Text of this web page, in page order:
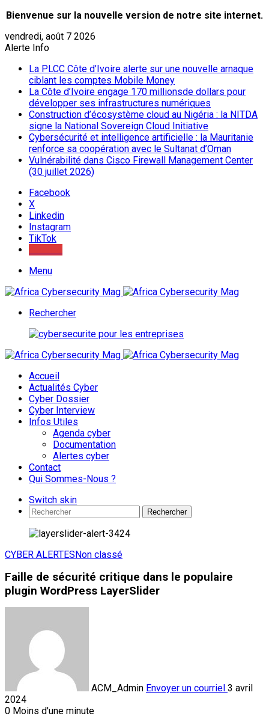
Bienvenue sur la nouvelle version de notre site internet.
vendredi, août 7 2026
Alerte Info
La PLCC Côte d’Ivoire alerte sur une nouvelle arnaque
ciblant les comptes Mobile Money
La Côte d’Ivoire engage 170 millionsde dollars pour
développer ses infrastructures numériques
Construction d’écosystème cloud au Nigéria : la NITDA
signe la National Sovereign Cloud Initiative
Cybersécurité et intelligence artificielle : la Mauritanie
renforce sa coopération avec le Sultanat d’Oman
Vulnérabilité dans Cisco Firewall Management Center
(30 juillet 2026)
Facebook
X
Linkedin
Instagram
TikTok
Menu
Rechercher
Accueil
Actualités Cyber
Cyber Dossier
Cyber Interview
Infos Utiles
Agenda cyber
Documentation
Alertes cyber
Contact
Qui Sommes-Nous ?
Switch skin
Rechercher
CYBER ALERTESNon classé
Faille de sécurité critique dans le populaire
plugin WordPress LayerSlider
ACM_Admin Envoyer un courriel 3 avril
2024
0 Moins d'une minute